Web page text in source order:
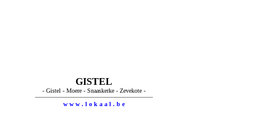
GISTEL
- Gistel - Moere - Snaaskerke - Zevekote -
w w w . l o k a a l . b e